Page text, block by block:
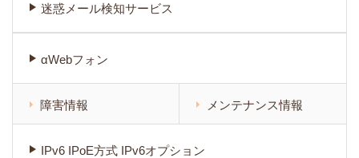
迷惑メール検知サービス
αWebフォン
障害情報 メンテナンス情報
IPv6 IPoE方式 IPv6オプション